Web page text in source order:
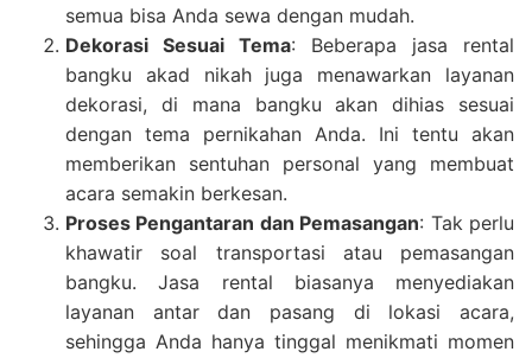
semua bisa Anda sewa dengan mudah.
Dekorasi Sesuai Tema: Beberapa jasa rental
bangku akad nikah juga menawarkan layanan
dekorasi, di mana bangku akan dihias sesuai
dengan tema pernikahan Anda. Ini tentu akan
memberikan sentuhan personal yang membuat
acara semakin berkesan.
Proses Pengantaran dan Pemasangan: Tak perlu
khawatir soal transportasi atau pemasangan
bangku. Jasa rental biasanya menyediakan
layanan antar dan pasang di lokasi acara,
sehingga Anda hanya tinggal menikmati momen